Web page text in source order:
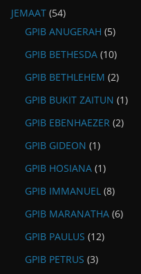
JEMAAT (54)
GPIB ANUGERAH (5)
GPIB BETHESDA (10)
GPIB BETHLEHEM (2)
GPIB BUKIT ZAITUN (1)
GPIB EBENHAEZER (2)
GPIB GIDEON (1)
GPIB HOSIANA (1)
GPIB IMMANUEL (8)
GPIB MARANATHA (6)
GPIB PAULUS (12)
GPIB PETRUS (3)